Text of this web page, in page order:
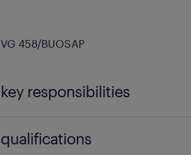
VG 458/BUOSAP
key responsibilities
verschillende afdelingen te staan:
qualifications